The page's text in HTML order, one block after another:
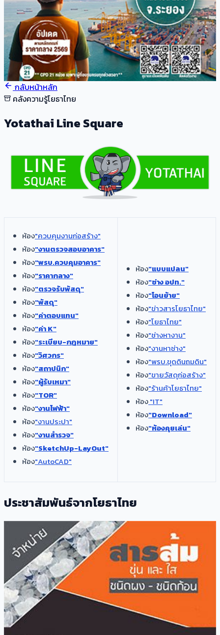
กลับหน้าหลัก
คลังความรู้โยธาไทย
Yotathai Line Square
ห้อง"ควบคุมงานก่อสร้าง"
ห้อง"งานตรวจสอบอาคาร"
ห้อง"พรบ.ควบคุมอาคาร"
ห้อง"ราคากลาง"
ห้อง"ตรวจรับพัสดุ"
ห้อง"พัสดุ"
ห้อง"ค่าตอบแทน"
ห้อง"ค่า K"
ห้อง"ระเบียบ-กฎหมาย"
ห้อง"วิศวกร"
ห้อง"สถาปนิก"
ห้อง"ผู้รับเหมา"
ห้อง"TOR"
ห้อง"งานไฟฟ้า"
ห้อง"งานประปา"
ห้อง"งานสำรวจ"
ห้อง"SketchUp-LayOut"
ห้อง"AutoCAD"​​
ห้อง"แบบแปลน"
ห้อง"ช่าง อปท."
ห้อง"โอนย้าย"
ห้อง"ข่าวสารโยธาไทย"
ห้อง"โยธาไทย"
ห้อง​"ช่างหางาน"
ห้อง"งานหาช่าง"
ห้อง"พรบ.ขุดดินถมดิน"
ห้อง"ขายวัสดุก่อสร้าง"
ห้อง"ร้านค้าโยธาไทย"
ห้อง"IT"
ห้อง"Download"
ห้อง"ห้องคุยเล่น"
ประชาสัมพันธ์จากโยธาไทย